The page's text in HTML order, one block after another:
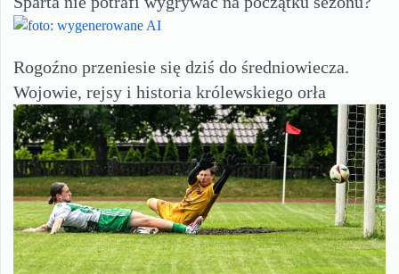
Rogoźno przeniesie się dziś do średniowiecza.
Wojowie, rejsy i historia królewskiego orła